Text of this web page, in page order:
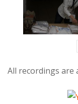
All recordings are